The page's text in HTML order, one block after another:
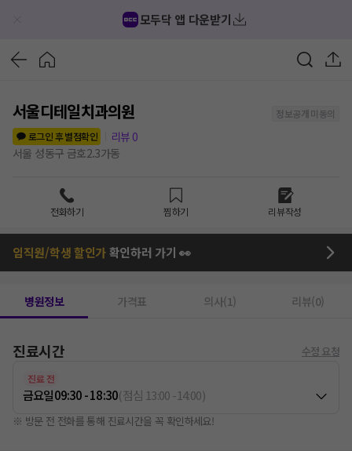
모두닥 앱 다운받기
서울디테일치과의원
정보공개 미동의
로그인 후 별점확인
리뷰 0
서울 성동구 금호2.3가동
전화하기 찜하기 리뷰작성
임직원/학생 할인가확인하러 가기 👀
병원정보 가격표 의사(1) 리뷰(0)
진료시간 수정 요청
진료 전
금요일09:30 - 18:30(점심 13:00-14:00)
※ 방문 전 전화를 통해 진료시간을 꼭 확인하세요!